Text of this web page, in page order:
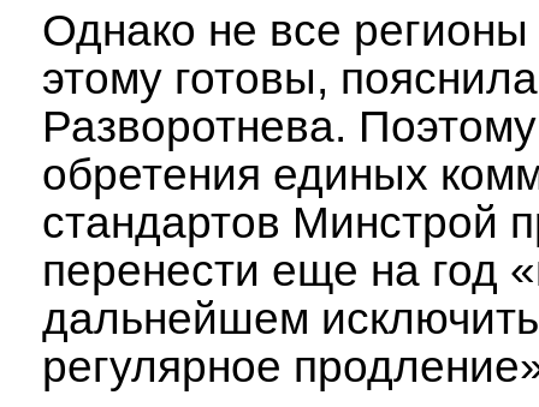
Однако не все регионы
этому готовы,
Разворотнева.
обретения единых
стандартов Минстрой
перенести еще на год
дальнейшем
регулярное